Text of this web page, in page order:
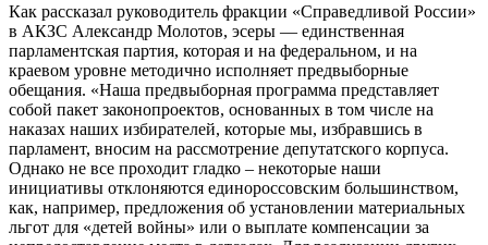
Как рассказал руководитель фракции «Справедливой России»
в АКЗС Александр Молотов, эсеры — единственная
парламентская партия, которая и на федеральном, и на
краевом уровне методично исполняет предвыборные
обещания. «Наша предвыборная программа представляет
собой пакет законопроектов, основанных в том числе на
наказах наших избирателей, которые мы, избравшись в
парламент, вносим на рассмотрение депутатского корпуса.
Однако не все проходит гладко – некоторые наши
инициативы отклоняются единороссовским большинством,
как, например, предложения об установлении материальных
льгот для «детей войны» или о выплате компенсации за